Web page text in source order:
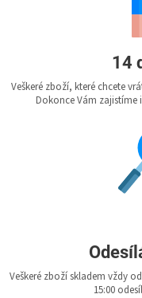
14
Veškeré zboží, které chcete
Dokonce Vám zajistíme
Veškeré zboží skladem vždy
15:00